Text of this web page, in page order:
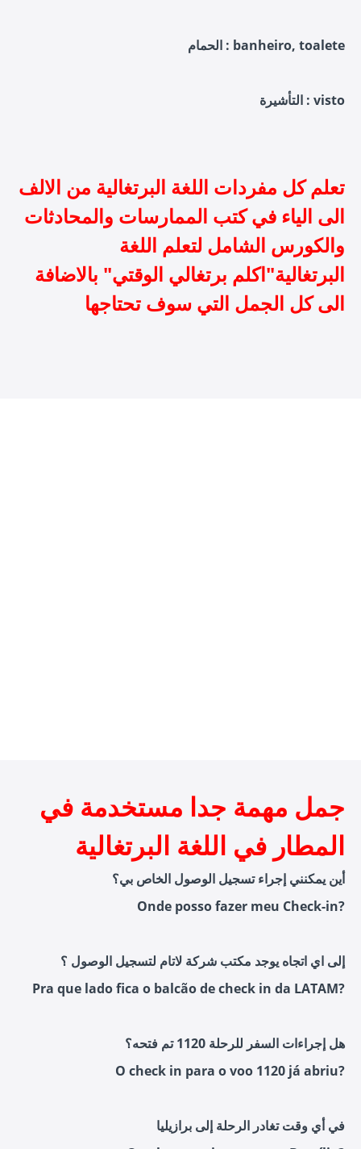
الحمام : banheiro, toalete
التأشيرة : visto
تعلم كل مفردات اللغة البرتغالية من الالف
الى الياء في كتب الممارسات والمحادثات
والكورس الشامل لتعلم اللغة
البرتغالية"اكلم برتغالي الوقتي" بالاضافة
الى كل الجمل التي سوف تحتاجها
جمل مهمة جدا مستخدمة في
المطار في اللغة البرتغالية
أين يمكنني إجراء تسجيل الوصول الخاص بي؟
Onde posso fazer meu Check-in?
إلى اي اتجاه يوجد مكتب شركة لاتام لتسجيل الوصول ؟
Pra que lado fica o balcão de check in da LATAM?
هل إجراءات السفر للرحلة 1120 تم فتحه؟
O check in para o voo 1120 já abriu?
في أي وقت تغادر الرحلة إلى برازيليا